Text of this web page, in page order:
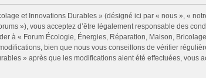
et Innovations Durables » (désigné ici par « nous », «
»), vous acceptez d’être légalement responsable des
à « Forum Écologie, Énergies, Réparation, Maison,
bien que nous vous conseillons de vérifier
» après que les modifications aient été effectuées, vous